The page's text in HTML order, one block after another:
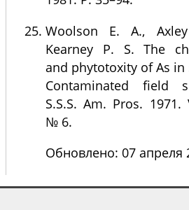
Woolson E. A.,
Kearney P. S. The
and phytotoxity of As in
Contaminated field
S.S.S. Am. Pros. 1971.
№ 6.
Обновлено: 07 апреля